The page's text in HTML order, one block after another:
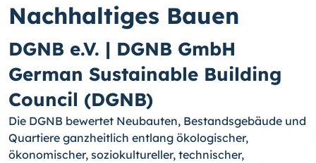
Nachhaltiges Bauen
DGNB e.V. | DGNB GmbH
German Sustainable Building
Council (DGNB)
Die DGNB bewertet Neubauten, Bestandsgebäude und
Quartiere ganzheitlich entlang ökologischer,
ökonomischer, soziokultureller, technischer,